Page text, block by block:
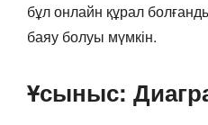
бұл онлайн құрал
баяу болуы мүмкін.
Ұсыныс: